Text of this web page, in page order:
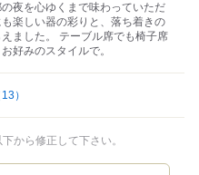
夜を心ゆくまで味わっていただ
楽しい器の彩りと、落ち着きの
ました。 テーブル席でも椅子席
好みのスタイルで。
13）
から修正して下さい。